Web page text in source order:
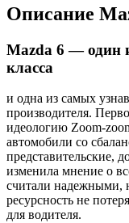
Описание
Mazda 6 — один
класса
и одна из самых
производителя.
идеологию Zoom-
автомобили со
представительские,
изменила мнение о
считали надежными,
ресурсность не
для водителя.